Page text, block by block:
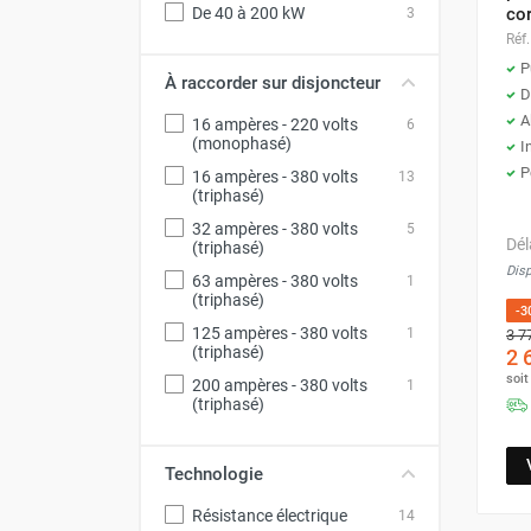
punaises de lit
Chauffage mobile au fioul et GNR
Chauffage fioul soufflant avec
cheminée et réservoir intégré
Chauffage fioul soufflant avec
cheminée à raccorder sur citerne
Chauffage fioul soufflant sans
cheminée à combustion directe
Chauffage fioul
infrarouge/rayonnant
Chauffage mobile au gaz propane /
butane
Chauffage mobile au gaz à
Chauffage mobile au gaz à
Chauffage mobile au gaz rayonnant
De 40 à 200 kW 3
À raccorder sur disjoncteur
16 ampères - 220 volts
(monophasé)
6
16 ampères - 380 volts
(triphasé)
13
32 ampères - 380 volts
(triphasé)
5
63 ampères - 380 volts
(triphasé)
1
125 ampères - 380 volts
(triphasé)
1
200 ampères - 380 volts
(triphasé)
1
Technologie
Résistance électrique 14
-
3
2
soit